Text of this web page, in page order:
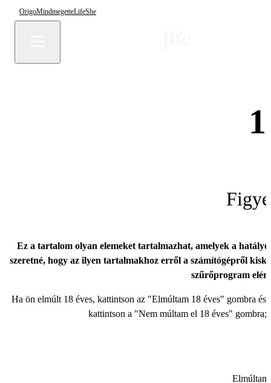
OrigoMindmegetteLifeShe
Ez a tartalom olyan elemeket tartalmazhat, amelyek a
szeretné, hogy az ilyen tartalmakhoz erről a számítógépről
szűrőprogram
Ha ön elmúlt 18 éves, kattintson az "Elmúltam 18 éves" gombra és
kattintson a "Nem múltam el 18 éves" gombra;
Elmúltam